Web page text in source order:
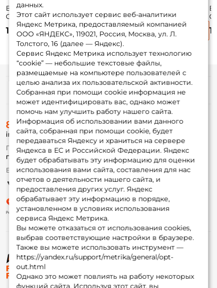
Воблер Jackall
Cherry 0 Footer
48мм. 7,6гр. hl gold
& black до 0,2м.
floating
1 190 ₽
Cherry 0 Footer
48мм. 7,6гр.
chrome tiger до
0,2м. floating
1 190 ₽
Chubby 38мм. SR
4гр. до 1м. noike
gill floating
1 190 ₽ 1
данных.
Этот сайт использует сервис веб-аналитики
Яндекс Метрика, предоставляемый компанией
ООО «ЯНДЕКС», 119021, Россия, Москва, ул. Л.
Толстого, 16 (далее — Яндекс).
Сервис Яндекс Метрика использует технологию
“cookie” — небольшие текстовые файлы,
размещаемые на компьютере пользователей с
целью анализа их пользовательской активности.
Собранная при помощи cookie информация не
может идентифицировать вас, однако может
помочь нам улучшить работу нашего сайта.
Информация об использовании вами данного
сайта, собранная при помощи cookie, будет
передаваться Яндексу и храниться на сервере
Яндекса в ЕС и Российской Федерации. Яндекс
будет обрабатывать эту информацию для оценки
использования вами сайта, составления для нас
отчетов о деятельности нашего сайта, и
предоставления других услуг. Яндекс
обрабатывает эту информацию в порядке,
установленном в условиях использования
сервиса Яндекс Метрика.
Вы можете отказаться от использования cookies,
выбрав соответствующие настройки в браузере.
Также вы можете использовать инструмент —
https://yandex.ru/support/metrika/general/opt-
out.html
Однако это может повлиять на работу некоторых
функций сайта. Используя этот сайт, вы
© ФоксФишинг, 2009-2026
Информация
О магазине
Доставка
Оплата
Fox-bonus
Гуру
Партнерская программа
8 (495) 532-77-88
info@foxfishing.ru
По вопросам с заказом
г. Москва, ул. Плеханова д.7
Ежедневно 10:00 до 20:00